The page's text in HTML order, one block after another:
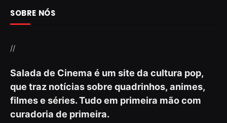
SOBRE NÓS
//
Salada de Cinema é um site da cultura pop,
que traz notícias sobre quadrinhos, animes,
filmes e séries. Tudo em primeira mão com
curadoria de primeira.